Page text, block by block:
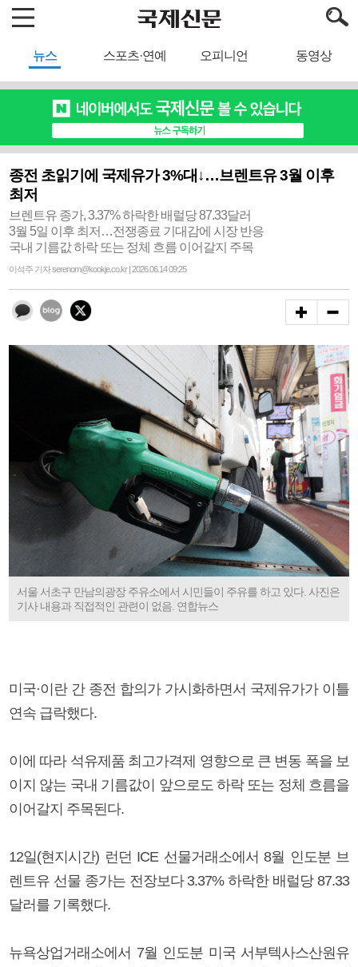
뉴스 스포츠·연예 오피니언 동영상
종전 초읽기에 국제유가 3%대↓…브렌트유 3월 이후
최저
브렌트유 종가, 3.37% 하락한 배럴당 87.33달러
3월 5일 이후 최저…전쟁종료 기대감에 시장 반응
국내 기름값 하락 또는 정체 흐름 이어갈지 주목
이석주 기자 serenom@kookje.co.kr | 2026.06.14 09:25
서울 서초구 만남의광장 주유소에서 시민들이 주유를 하고 있다. 사진은
기사 내용과 직접적인 관련이 없음. 연합뉴스
미국·이란 간 종전 합의가 가시화하면서 국제유가가 이틀
연속 급락했다.
이에 따라 석유제품 최고가격제 영향으로 큰 변동 폭을 보
이지 않는 국내 기름값이 앞으로도 하락 또는 정체 흐름을
이어갈지 주목된다.
12일(현지시간) 런던 ICE 선물거래소에서 8월 인도분 브
렌트유 선물 종가는 전장보다 3.37% 하락한 배럴당 87.33
달러를 기록했다.
뉴욕상업거래소에서 7월 인도분 미국 서부텍사스산원유